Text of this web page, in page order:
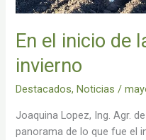
En el inicio de
invierno
Destacados,Noticias /
Joaquina Lopez, Ing. Agr.
panorama de lo que fue el